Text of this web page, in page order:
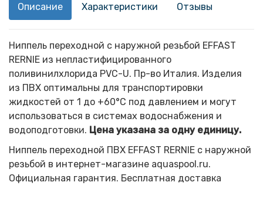
Описание Характеристики Отзывы
Ниппель переходной с наружной резьбой EFFAST
RERNIE из непластифицированного
поливинилхлорида PVC-U. Пр-во Италия. Изделия
из ПВХ оптимальны для транспортировки
жидкостей от 1 до +60°C под давлением и могут
использоваться в системах водоснабжения и
водоподготовки. Цена указана за одну единицу.
Ниппель переходной ПВХ EFFAST RERNIE с наружной
резьбой в интернет-магазине aquaspool.ru.
Официальная гарантия. Бесплатная доставка